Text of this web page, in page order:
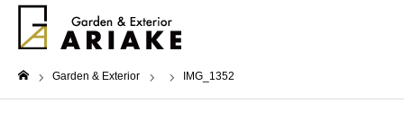
Garden & Exterior IMG_1352